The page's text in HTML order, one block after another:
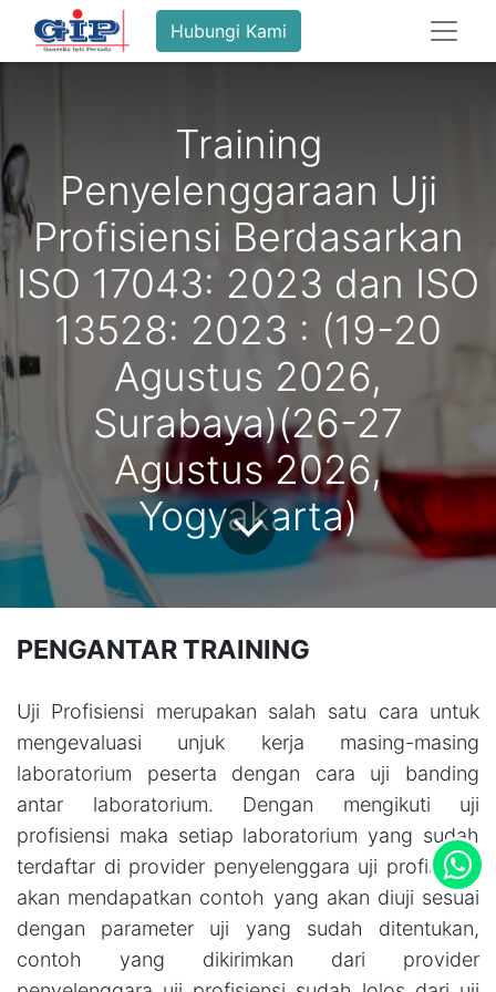
Hubungi Kami
Training
Penyelenggaraan Uji
Profisiensi Berdasarkan
ISO 17043: 2023 dan ISO
13528: 2023 : (19-20
Agustus 2026,
Surabaya)(26-27
Agustus 2026,
Yogyakarta)
PENGANTAR TRAINING
Uji Profisiensi merupakan salah satu cara untuk
mengevaluasi unjuk kerja masing-masing
laboratorium peserta dengan cara uji banding
antar laboratorium. Dengan mengikuti uji
profisiensi maka setiap laboratorium yang sudah
terdaftar di provider penyelenggara uji profisiensi
akan mendapatkan contoh yang akan diuji sesuai
dengan parameter uji yang sudah ditentukan,
contoh yang dikirimkan dari provider